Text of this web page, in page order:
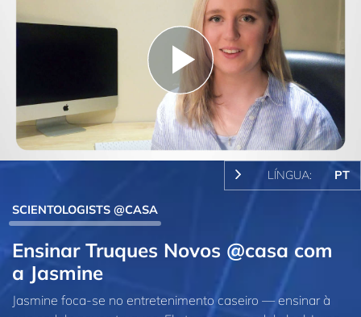
Play
Video
LÍNGUA: PT
SCIENTOLOGISTS @CASA
Ensinar Truques Novos @casa com
a Jasmine
Jasmine foca‑se no entretenimento caseiro — ensinar à